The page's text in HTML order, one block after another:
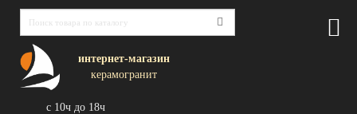
интернет-магазин
керамогранит
с 10ч до 18ч